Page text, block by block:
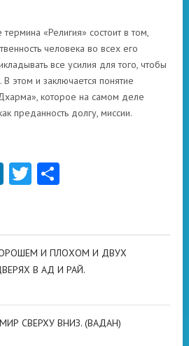
«Религия» состоит в том,
человека во всех его
все усилия для того, чтобы
этом и заключается понятие
которое на самом деле
преданность долгу, миссии.
LinkedIn
Twitter
И ПЛОХОМ И ДВУХ
В АД И РАЙ.
СВЕРХУ ВНИЗ. (ВАДАН)